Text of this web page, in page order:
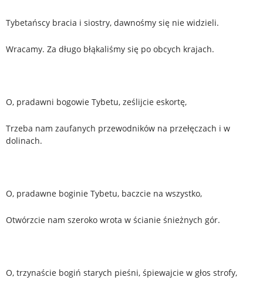
Tybetańscy bracia i siostry, dawnośmy się nie widzieli.
Wracamy. Za długo błąkaliśmy się po obcych krajach.
O, pradawni bogowie Tybetu, ześlijcie eskortę,
Trzeba nam zaufanych przewodników na przełęczach i w
dolinach.
O, pradawne boginie Tybetu, baczcie na wszystko,
Otwórzcie nam szeroko wrota w ścianie śnieżnych gór.
O, trzynaście bogiń starych pieśni, śpiewajcie w głos strofy,